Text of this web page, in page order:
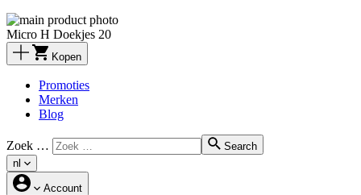
Micro H Doekjes 20
Kopen
Promoties
Merken
Blog
Zoek …
Search
nl
Account